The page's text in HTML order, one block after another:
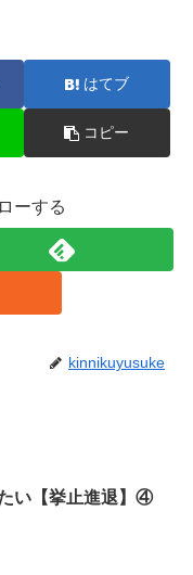
はてブ
コピー
ーする
kinnikuyusuke
い【挙止進退】④